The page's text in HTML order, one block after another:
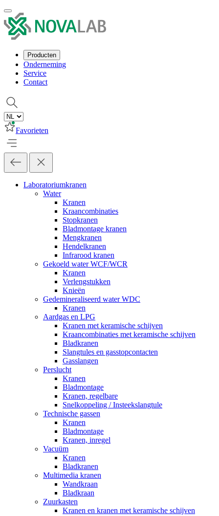
Producten
Onderneming
Service
Contact
Favorieten
Laboratoriumkranen
Water
Kranen
Kraancombinaties
Stopkranen
Bladmontage kranen
Mengkranen
Hendelkranen
Infrarood kranen
Gekoeld water WCF/WCR
Kranen
Verlengstukken
Knieën
Gedemineraliseerd water WDC
Kranen
Aardgas en LPG
Kranen met keramische schijven
Kraancombinaties met keramische schijven
Bladkranen
Slangtules en gasstopcontacten
Gasslangen
Perslucht
Kranen
Bladmontage
Kranen, regelbare
Snelkoppeling / Insteekslangtule
Technische gassen
Kranen
Bladmontage
Kranen, inregel
Vacuüm
Kranen
Bladkranen
Multimedia kranen
Wandkraan
Bladkraan
Zuurkasten
Kranen en kranen met keramische schijven